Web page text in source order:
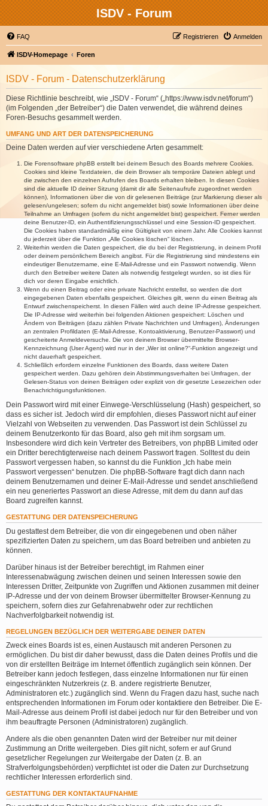
ISDV - Forum
FAQ Anmelden
Registrieren
ISDV-Homepage Foren
ISDV - Forum - Datenschutzerklärung
Diese Richtlinie beschreibt, wie „ISDV - Forum“ („https://www.isdv.net/forum“)
(im Folgenden „der Betreiber“) die Daten verwendet, die während deines
Foren-Besuchs gesammelt werden.
UMFANG UND ART DER DATENSPEICHERUNG
Deine Daten werden auf vier verschiedene Arten gesammelt:
Die Forensoftware phpBB erstellt bei deinem Besuch des Boards mehrere Cookies.
Cookies sind kleine Textdateien, die dein Browser als temporäre Dateien ablegt und
die zwischen den einzelnen Aufrufen des Boards erhalten bleiben. In diesen Cookies
sind die aktuelle ID deiner Sitzung (damit dir alle Seitenaufrufe zugeordnet werden
können), Informationen über die von dir gelesenen Beiträge (zur Markierung dieser als
gelesen/ungelesen; sofern du nicht angemeldet bist) sowie Informationen über deine
Teilnahme an Umfragen (sofern du nicht angemeldet bist) gespeichert. Ferner werden
deine Benutzer-ID, ein Authentifizierungsschlüssel und eine Session-ID gespeichert.
Die Cookies haben standardmäßig eine Gültigkeit von einem Jahr. Alle Cookies kannst
du jederzeit über die Funktion „Alle Cookies löschen“ löschen.
Weiterhin werden die Daten gespeichert, die du bei der Registrierung, in deinem Profil
oder deinem persönlichem Bereich angibst. Für die Registrierung sind mindestens ein
eindeutiger Benutzername, eine E-Mail-Adresse und ein Passwort notwendig. Wenn
durch den Betreiber weitere Daten als notwendig festgelegt wurden, so ist dies für
dich vor deren Eingabe ersichtlich.
Wenn du einen Beitrag oder eine private Nachricht erstellst, so werden die dort
eingegebenen Daten ebenfalls gespeichert. Gleiches gilt, wenn du einen Beitrag als
Entwurf zwischenspeicherst. In diesen Fällen wird auch deine IP-Adresse gespeichert.
Die IP-Adresse wird weiterhin bei folgenden Aktionen gespeichert: Löschen und
Ändern von Beiträgen (dazu zählen Private Nachrichten und Umfragen), Änderungen
an zentralen Profildaten (E-Mail-Adresse, Kontoaktivierung, Benutzer-Passwort) und
gescheiterte Anmeldeversuche. Die von deinem Browser übermittelte Browser-
Kennzeichnung (User Agent) wird nur in der „Wer ist online?“-Funktion angezeigt und
nicht dauerhaft gespeichert.
Schließlich erfordern einzelne Funktionen des Boards, dass weitere Daten
gespeichert werden. Dazu gehören dein Abstimmungsverhalten bei Umfragen, der
Gelesen-Status von deinen Beiträgen oder explizit von dir gesetzte Lesezeichen oder
Benachrichtigungsfunktionen.
Dein Passwort wird mit einer Einwege-Verschlüsselung (Hash) gespeichert, so
dass es sicher ist. Jedoch wird dir empfohlen, dieses Passwort nicht auf einer
Vielzahl von Webseiten zu verwenden. Das Passwort ist dein Schlüssel zu
deinem Benutzerkonto für das Board, also geh mit ihm sorgsam um.
Insbesondere wird dich kein Vertreter des Betreibers, von phpBB Limited oder
ein Dritter berechtigterweise nach deinem Passwort fragen. Solltest du dein
Passwort vergessen haben, so kannst du die Funktion „Ich habe mein
Passwort vergessen“ benutzen. Die phpBB-Software fragt dich dann nach
deinem Benutzernamen und deiner E-Mail-Adresse und sendet anschließend
ein neu generiertes Passwort an diese Adresse, mit dem du dann auf das
Board zugreifen kannst.
GESTATTUNG DER DATENSPEICHERUNG
Du gestattest dem Betreiber, die von dir eingegebenen und oben näher
spezifizierten Daten zu speichern, um das Board betreiben und anbieten zu
können.
Darüber hinaus ist der Betreiber berechtigt, im Rahmen einer
Interessenabwägung zwischen deinen und seinen Interessen sowie den
Interessen Dritter, Zeitpunkte von Zugriffen und Aktionen zusammen mit deiner
IP-Adresse und der von deinem Browser übermittelter Browser-Kennung zu
speichern, sofern dies zur Gefahrenabwehr oder zur rechtlichen
Nachverfolgbarkeit notwendig ist.
REGELUNGEN BEZÜGLICH DER WEITERGABE DEINER DATEN
Zweck eines Boards ist es, einen Austausch mit anderen Personen zu
ermöglichen. Du bist dir daher bewusst, dass die Daten deines Profils und die
von dir erstellten Beiträge im Internet öffentlich zugänglich sein können. Der
Betreiber kann jedoch festlegen, dass einzelne Informationen nur für einen
eingeschränkten Nutzerkreis (z. B. andere registrierte Benutzer,
Administratoren etc.) zugänglich sind. Wenn du Fragen dazu hast, suche nach
entsprechenden Informationen im Forum oder kontaktiere den Betreiber. Die E-
Mail-Adresse aus deinem Profil ist dabei jedoch nur für den Betreiber und von
ihm beauftragte Personen (Administratoren) zugänglich.
Andere als die oben genannten Daten wird der Betreiber nur mit deiner
Zustimmung an Dritte weitergeben. Dies gilt nicht, sofern er auf Grund
gesetzlicher Regelungen zur Weitergabe der Daten (z. B. an
Strafverfolgungsbehörden) verpflichtet ist oder die Daten zur Durchsetzung
rechtlicher Interessen erforderlich sind.
GESTATTUNG DER KONTAKTAUFNAHME